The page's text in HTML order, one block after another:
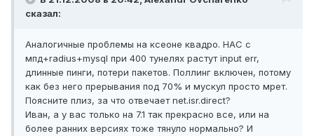
сказал:
Аналогичные проблемы на ксеоне квадро. НАС с
мпд+radius+mysql при 400 тунелях растут input err,
длинные пинги, потери пакетов. Поллинг включен, потому
как без него прерывания под 70% и мускул просто мрет.
Поясните плиз, за что отвечает net.isr.direct?
Иван, а у вас только на 7.1 так прекрасно все, или на
более ранних версиях тоже тянуло нормально? И